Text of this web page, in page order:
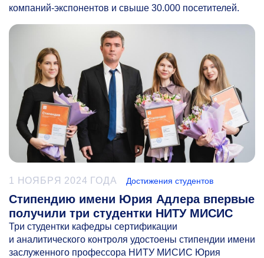
компаний-экспонентов и свыше 30.000 посетителей.
1 НОЯБРЯ 2024 ГОДА Достижения студентов
Стипендию имени Юрия Адлера впервые
получили три студентки НИТУ МИСИС
Три студентки кафедры сертификации
и аналитического контроля удостоены стипендии имени
заслуженного профессора НИТУ МИСИС Юрия